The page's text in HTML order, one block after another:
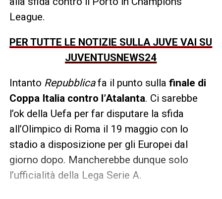
League.
PER TUTTE LE NOTIZIE SULLA JUVE VAI SU
JUVENTUSNEWS24
Intanto Repubblicafa il punto sulla finale di
Coppa Italia contro l’Atalanta. Ci sarebbe
l’ok della Uefa per far disputare la sfida
all’Olimpico di Roma il 19 maggio con lo
stadio a disposizione per gli Europei dal
giorno dopo. Mancherebbe dunque solo
l’ufficialità della Lega Serie A.